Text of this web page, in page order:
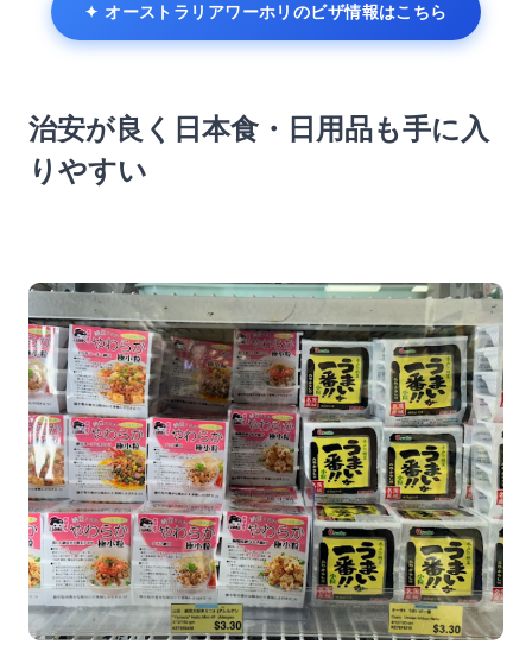
✦ オーストラリアワーホリのビザ情報はこちら
治安が良く日本食・日用品も手に入
りやすい